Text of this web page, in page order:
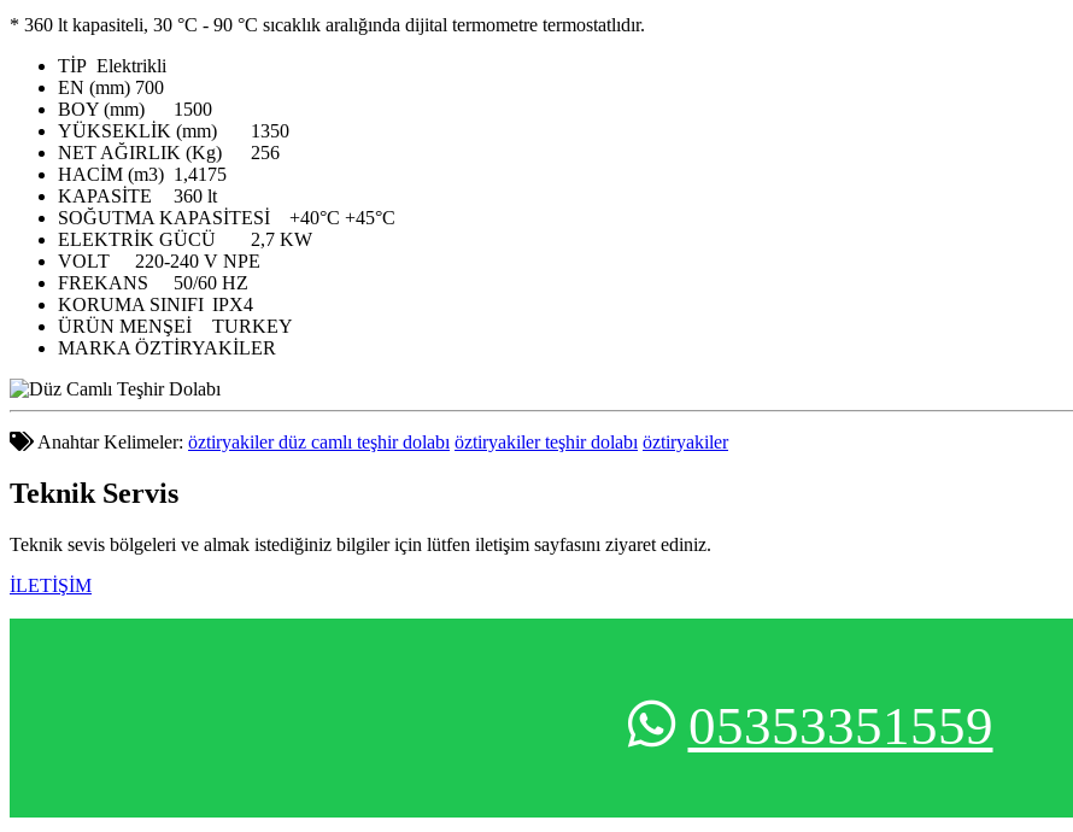
* 360 lt kapasiteli, 30 °C - 90 °C sıcaklık aralığında dijital termometre termostatlıdır.
TİP Elektrikli
EN (mm) 700
BOY (mm)
1500
YÜKSEKLİK (mm)
1350
NET AĞIRLIK (Kg)
256
HACİM (m3) 1,4175
KAPASİTE
360 lt
SOĞUTMA KAPASİTESİ
+40°C +45°C
ELEKTRİK GÜCÜ
2,7 KW
VOLT
220-240 V NPE
FREKANS
50/60 HZ
KORUMA SINIFI IPX4
ÜRÜN MENŞEİ
TURKEY
MARKA ÖZTİRYAKİLER
Anahtar Kelimeler: öztiryakiler düz camlı teşhir dolabı öztiryakiler teşhir dolabı öztiryakiler
Teknik Servis
Teknik sevis bölgeleri ve almak istediğiniz bilgiler için lütfen iletişim sayfasını ziyaret ediniz.
İLETİŞİM
05353351559